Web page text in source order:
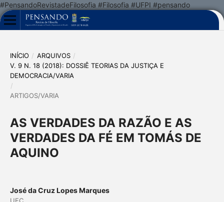
#PensandoRevistadeFilosofia #Filosofia #UFPI #pensando
INÍCIO / ARQUIVOS /
V. 9 N. 18 (2018): DOSSIÊ TEORIAS DA JUSTIÇA E
DEMOCRACIA/VARIA
/
ARTIGOS/VARIA
AS VERDADES DA RAZÃO E AS
VERDADES DA FÉ EM TOMÁS DE
AQUINO
José da Cruz Lopes Marques